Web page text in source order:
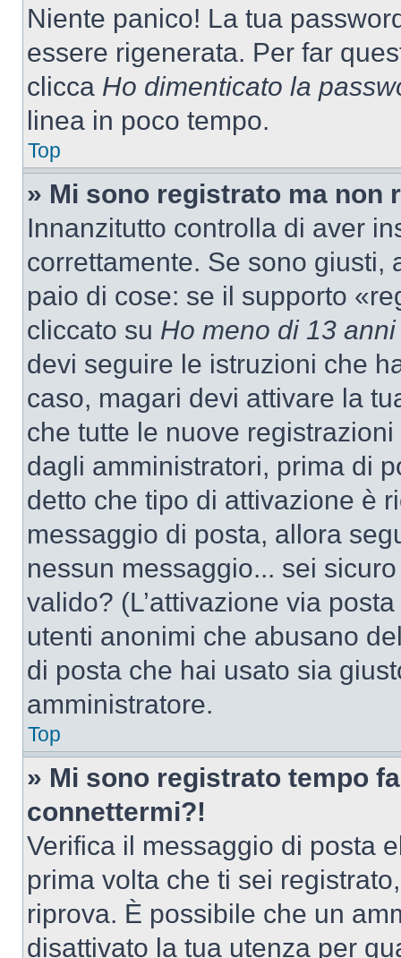
Niente panico! La tua
essere rigenerata. Per far
clicca Ho dimenticato la
linea in poco tempo.
Top
» Mi sono registrato ma non
Innanzitutto controlla di aver
correttamente. Se sono giusti,
paio di cose: se il supporto
cliccato su Ho meno di 13 anni
devi seguire le istruzioni che
caso, magari devi attivare la
che tutte le nuove
dagli amministratori, prima di
detto che tipo di attivazione è
messaggio di posta, allora
nessun messaggio... sei
valido? (L’attivazione via
utenti anonimi che abusano
di posta che hai usato sia
amministratore.
Top
» Mi sono registrato tempo
connettermi?!
Verifica il messaggio di posta
prima volta che ti sei
riprova. È possibile che un
disattivato la tua utenza per